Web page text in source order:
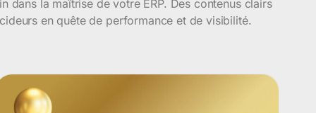
dans la maîtrise de votre ERP. Des contenus clairs
en quête de performance et de visibilité.